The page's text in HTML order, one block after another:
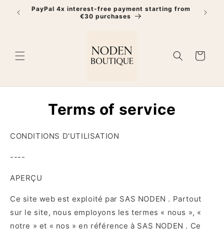
Skip to
content
PayPal 4x interest-free payment starting from
€30 purchases
Cart
Terms of service
CONDITIONS D'UTILISATION
----
APERÇU
Ce site web est exploité par SAS NODEN . Partout
sur le site, nous employons les termes « nous », «
notre » et « nos » en référence à SAS NODEN . Ce